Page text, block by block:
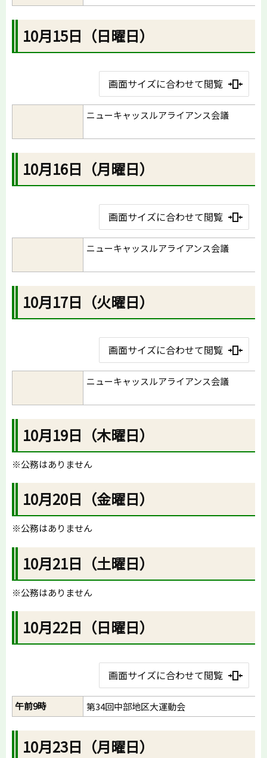
10月15日（日曜日）
画面サイズに合わせて閲覧
ニューキャッスルアライアンス会議
10月16日（月曜日）
画面サイズに合わせて閲覧
ニューキャッスルアライアンス会議
10月17日（火曜日）
画面サイズに合わせて閲覧
ニューキャッスルアライアンス会議
10月19日（木曜日）
※公務はありません
10月20日（金曜日）
※公務はありません
10月21日（土曜日）
※公務はありません
10月22日（日曜日）
画面サイズに合わせて閲覧
午前9時 第34回中部地区大運動会
10月23日（月曜日）